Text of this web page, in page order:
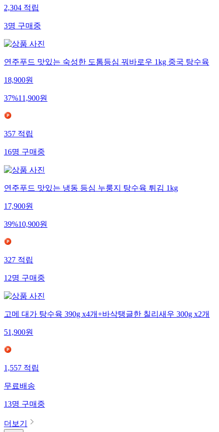
2,304 적립
3명 구매중
연주푸드 맛있는 숙성한 도톰등심 꿔바로우 1kg 중국 탕수육
18,900원
37%11,900원
357 적립
16명 구매중
연주푸드 맛있는 냉동 등심 누룽지 탕수육 튀김 1kg
17,900원
39%10,900원
327 적립
12명 구매중
고메 대가 탕수육 390g x4개+바삭탱글한 칠리새우 300g x2개
51,900원
1,557 적립
무료배송
13명 구매중
더보기